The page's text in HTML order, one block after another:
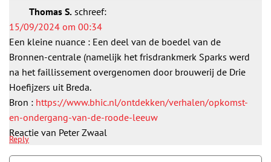
Thomas S. schreef:
15/09/2024 om 00:34
Een kleine nuance : Een deel van de boedel van de
Bronnen-centrale (namelijk het frisdrankmerk Sparks werd
na het faillissement overgenomen door brouwerij de Drie
Hoefijzers uit Breda.
Bron : https://www.bhic.nl/ontdekken/verhalen/opkomst-
en-ondergang-van-de-roode-leeuw
Reactie van Peter Zwaal
Reply